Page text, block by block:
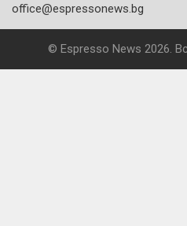
office@espressonews.bg
© Espresso News 2026.